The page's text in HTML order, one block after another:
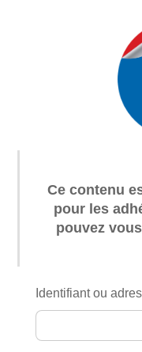
Ce contenu
pour les
pouvez
Identifiant ou